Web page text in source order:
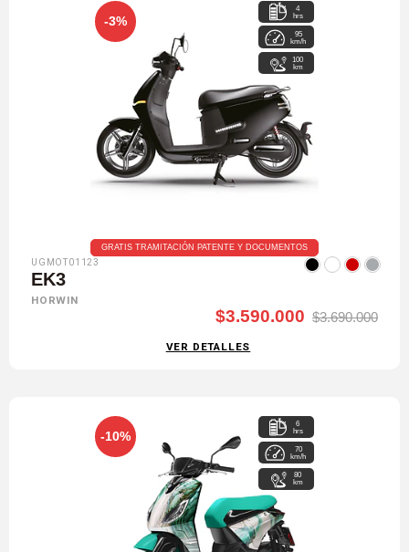
-3%
4
hrs
95
km/h
100
km
GRATIS TRAMITACIÓN PATENTE Y DOCUMENTOS
UGMOT01123
EK3
HORWIN
$3.590.000 $3.690.000
VER DETALLES
-10%
6
hrs
70
km/h
80
km